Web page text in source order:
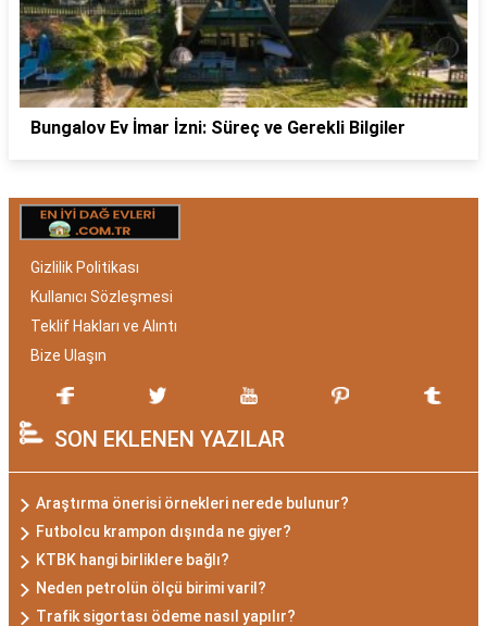
Bungalov Ev İmar İzni: Süreç ve Gerekli Bilgiler
Gizlilik Politikası
Kullanıcı Sözleşmesi
Teklif Hakları ve Alıntı
Bize Ulaşın
SON EKLENEN YAZILAR
Araştırma önerisi örnekleri nerede bulunur?
Futbolcu krampon dışında ne giyer?
KTBK hangi birliklere bağlı?
Neden petrolün ölçü birimi varil?
Trafik sigortası ödeme nasıl yapılır?